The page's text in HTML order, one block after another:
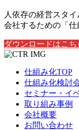
人依存の経営スタ
会社するための「仕
ダウンロードはこち
仕組み化TOP
仕組み化検討
セミナー・イ
取り組み事例
会社概要
お問い合わせ